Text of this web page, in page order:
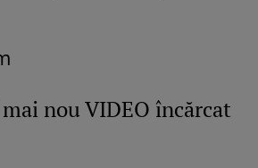
nou VIDEO încărcat